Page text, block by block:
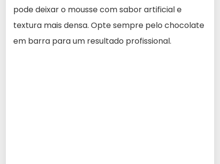
pode deixar o mousse com sabor artificial e
textura mais densa. Opte sempre pelo chocolate
em barra para um resultado profissional.